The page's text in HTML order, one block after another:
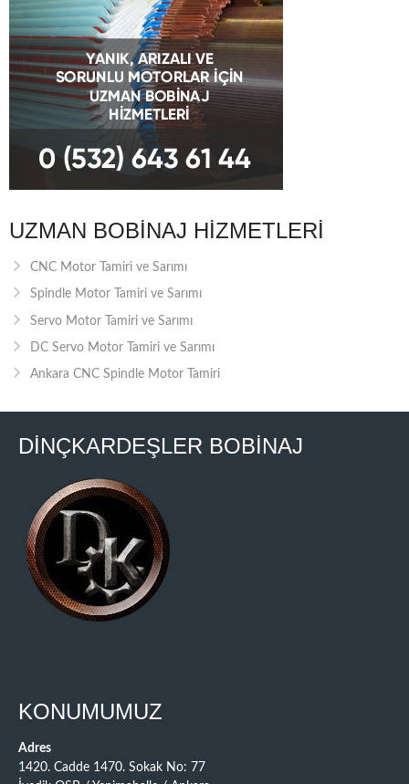
UZMAN BOBINAJ HIZMETLERI
CNC Motor Tamiri ve Sarımı
Spindle Motor Tamiri ve Sarımı
Servo Motor Tamiri ve Sarımı
DC Servo Motor Tamiri ve Sarımı
Ankara CNC Spindle Motor Tamiri
DİNÇKARDEŞLER BOBİNAJ
KONUMUMUZ
Adres
1420. Cadde 1470. Sokak No: 77